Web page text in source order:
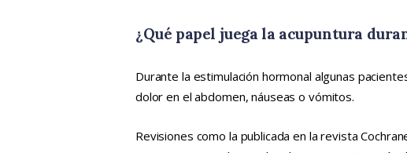
¿Qué papel juega la acupuntura
Durante la estimulación hormonal algunas
dolor en el abdomen, náuseas o vómitos.
Revisiones como la publicada en la revista